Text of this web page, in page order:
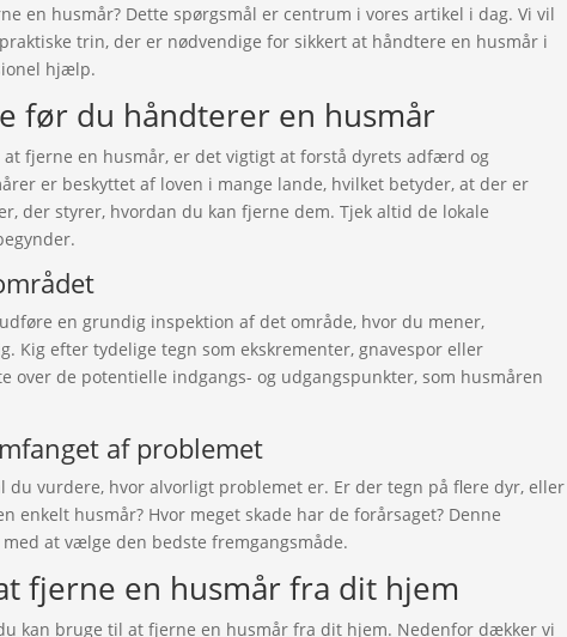
en husmår? Dette spørgsmål er centrum i vores artikel i dag. Vi vil
trin, der er nødvendige for sikkert at håndtere en husmår i
hjælp.
før du håndterer en husmår
at fjerne en husmår, er det vigtigt at forstå dyrets adfærd og
er beskyttet af loven i mange lande, hvilket betyder, at der er
der styrer, hvordan du kan fjerne dem. Tjek altid de lokale
en grundig inspektion af det område, hvor du mener,
Kig efter tydelige tegn som ekskrementer, gnavespor eller
over de potentielle indgangs- og udgangspunkter, som husmåren
af problemet
du vurdere, hvor alvorligt problemet er. Er der tegn på flere dyr, eller
enkelt husmår? Hvor meget skade har de forårsaget? Denne
at vælge den bedste fremgangsmåde.
fjerne en husmår fra dit hjem
kan bruge til at fjerne en husmår fra dit hjem. Nedenfor dækker vi